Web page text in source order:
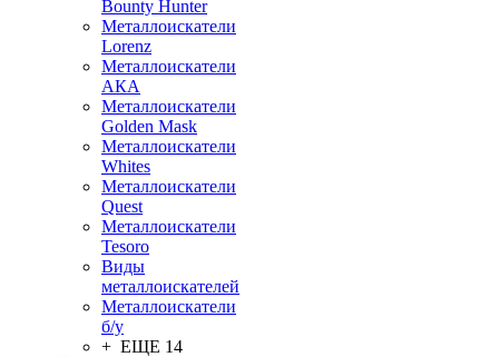
Bounty Hunter
Металлоискатели
Lorenz
Металлоискатели
АКА
Металлоискатели
Golden Mask
Металлоискатели
Whites
Металлоискатели
Quest
Металлоискатели
Tesoro
Виды
металлоискателей
Металлоискатели
б/у
+ ЕЩЕ 14